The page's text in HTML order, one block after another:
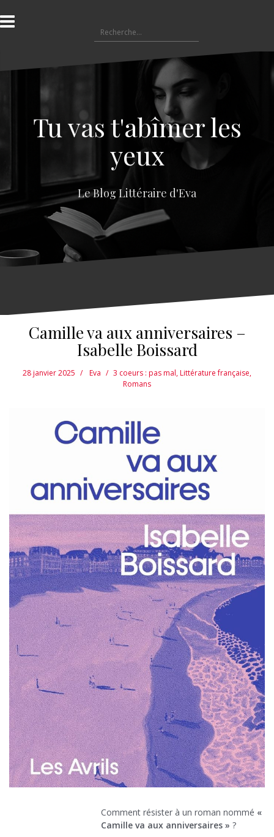
l
a
e
e
Tu vas t'abîmer les
yeux
Le Blog Littéraire d'Eva
Camille va aux anniversaires –
Isabelle Boissard
28 janvier 2025 Eva 3 coeurs : pas mal,Littérature française,
Romans
Comment résister à un roman nommé «
Camille va aux anniversaires » ?